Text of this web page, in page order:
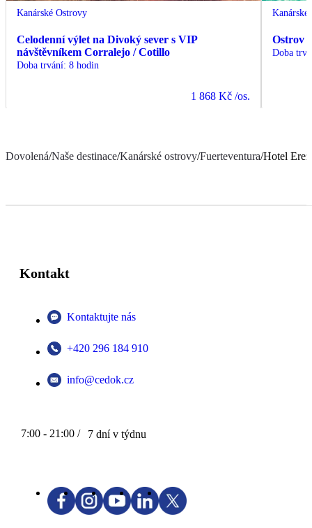
Kanárské Ostrovy
Celodenní výlet na Divoký sever s VIP
návštěvníkem Corralejo / Cotillo
Doba trvání: 8 hodin
1 868 Kč /os.
Ostrov
Doba
Dovolená/Naše destinace/Kanárské ostrovy/Fuerteventura/Hotel
Kontakt
Kontaktujte nás
+420 296 184 910
info@cedok.cz
7:00 - 21:00 / 7 dní v týdnu